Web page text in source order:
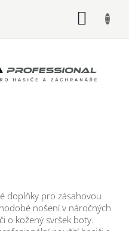
doplňky pro zásahovou
nošení v náročných
o kožený svršek boty.